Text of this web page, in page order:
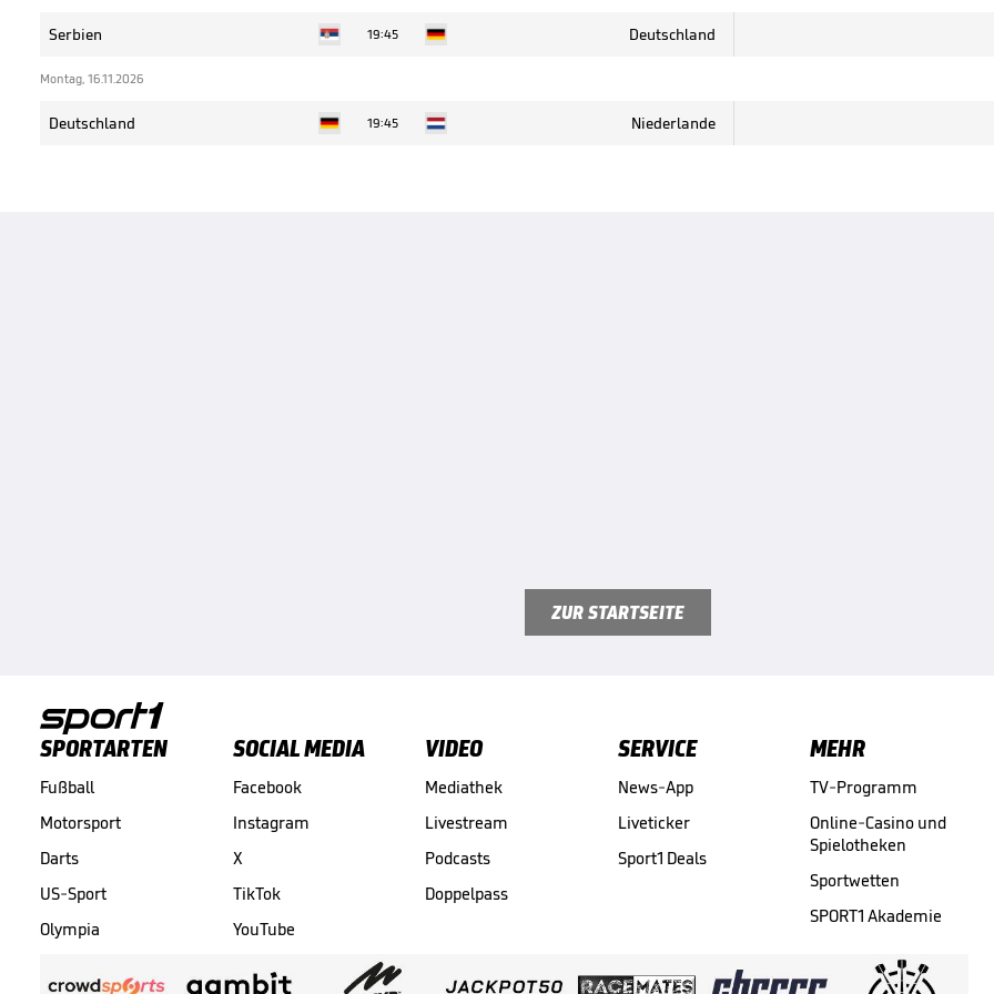
Serbien 19:45 Deutschland
Montag, 16.11.2026
Deutschland 19:45 Niederlande
ZUR STARTSEITE
SPORTARTEN
Fußball
Motorsport
Darts
US-Sport
Olympia
SOCIAL MEDIA
Facebook
Instagram
X
TikTok
YouTube
VIDEO
Mediathek
Livestream
Podcasts
Doppelpass
SERVICE
News-App
Liveticker
Sport1 Deals
MEHR
TV-Programm
Online-Casino und
Spielotheken
Sportwetten
SPORT1 Akademie